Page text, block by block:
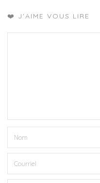
❤️ J'AIME VOUS LIRE